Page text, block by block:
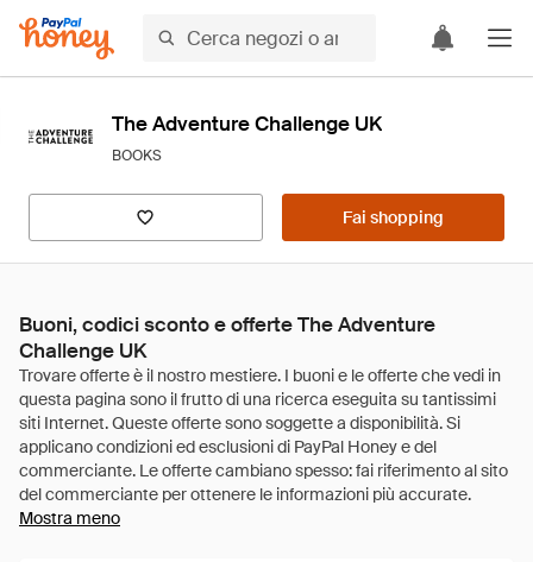
The Adventure Challenge UK
BOOKS
Fai shopping
Buoni, codici sconto e offerte The Adventure
Challenge UK
Mostra meno